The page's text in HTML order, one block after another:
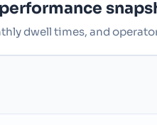
dwell times, and